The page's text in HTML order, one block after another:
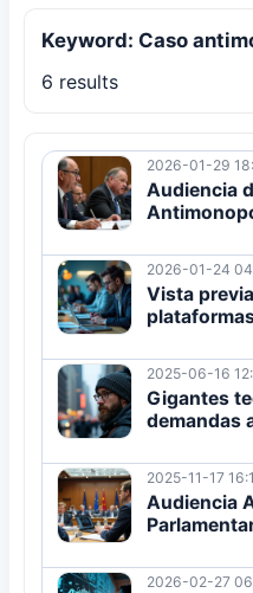
Keyword: Caso
6 results
2026-01-29
Audiencia
2026-01-24
Vista
2025-06-16
Gigantes
demandas
2025-11-17
Audiencia
2026-02-27